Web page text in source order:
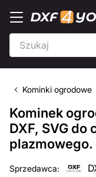
Kominki ogrodowe
Kominek
DXF, SVG do
Sprzedawca: